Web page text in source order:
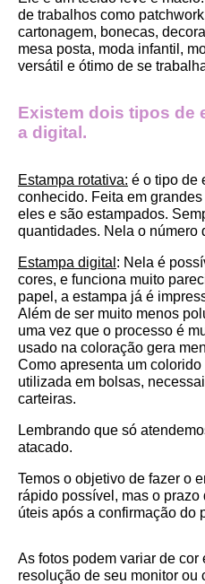
de trabalhos como
cartonagem, bonecas,
mesa posta, moda infantil,
versátil e ótimo de se
Existem dois tipos de
a digital.
Estampa rotativa: é o tipo de
conhecido. Feita em
eles e são estampados.
quantidades. Nela o número
Estampa digital : Nela é
cores, e funciona muito
papel, a estampa já é
Além de ser muito menos
uma vez que o processo é
usado na coloração gera
Como apresenta um
utilizada em bolsas,
carteiras.
Lembrando que só
atacado.
Temos o objetivo de fazer o
rápido possível, mas o
úteis após a confirmação do
As fotos podem variar de cor
resolução de seu monitor ou